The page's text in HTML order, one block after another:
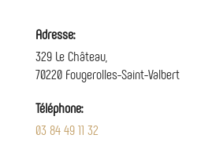
Adresse:
329 Le Château,
70220 Fougerolles-Saint-Valbert
Téléphone:
03 84 49 11 32